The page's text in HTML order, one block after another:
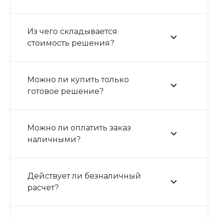
Из чего складывается
стоимость решения?
Можно ли купить только
готовое решение?
Можно ли оплатить заказ
наличными?
Действует ли безналичный
расчет?